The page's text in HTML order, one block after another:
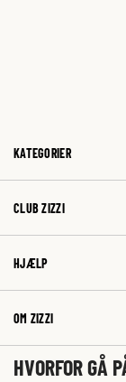
KATEGORIER
CLUB ZIZZI
HJÆLP
OM ZIZZI
HVORFOR GÅ